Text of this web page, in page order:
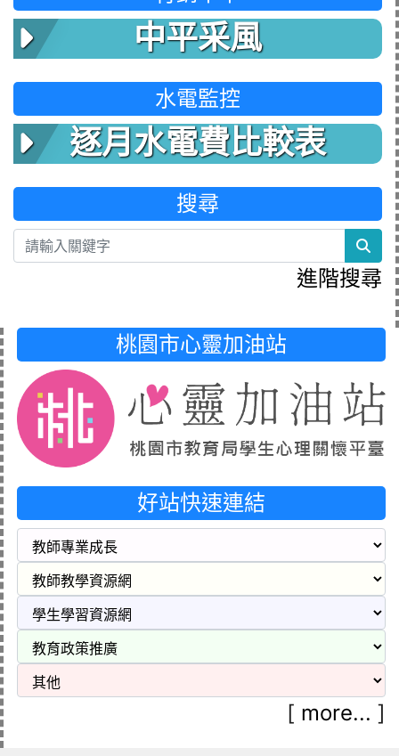
中平采風
水電監控
逐月水電費比較表
搜尋
進階搜尋
桃園市心靈加油站
好站快速連結
[ more... ]